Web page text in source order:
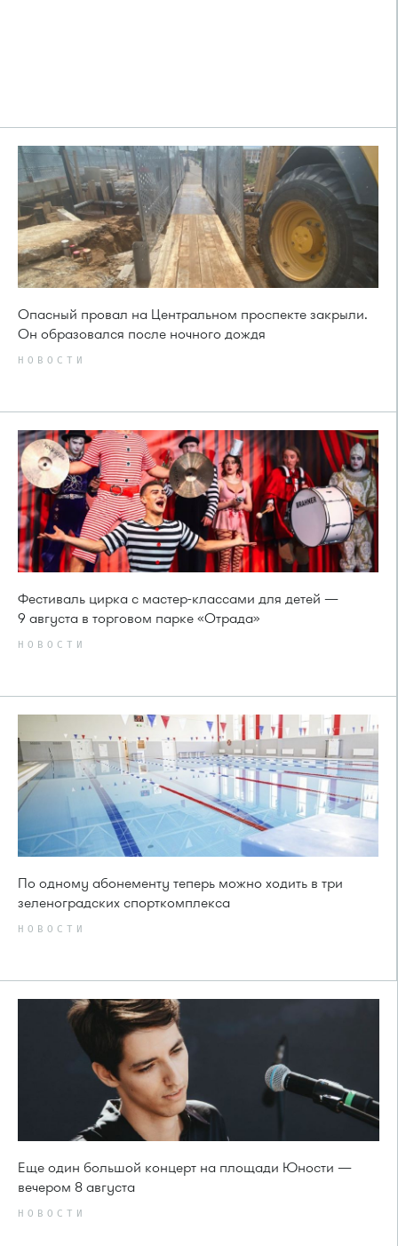
Опасный провал на Центральном проспекте закрыли.
Он образовался после ночного дождя
НОВОСТИ
Фестиваль цирка с мастер-классами для детей —
9 августа в торговом парке «Отрада»
НОВОСТИ
По одному абонементу теперь можно ходить в три
зеленоградских спорткомплекса
НОВОСТИ
Еще один большой концерт на площади Юности —
вечером 8 августа
НОВОСТИ